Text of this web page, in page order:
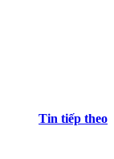
Tin tiếp theo